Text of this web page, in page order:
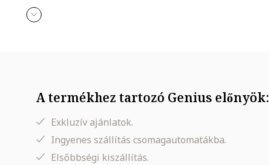
A termékhez tartozó Genius előnyök:
Exkluzív ajánlatok.
Ingyenes szállítás csomagautomatákba.
Elsőbbségi kiszállítás.